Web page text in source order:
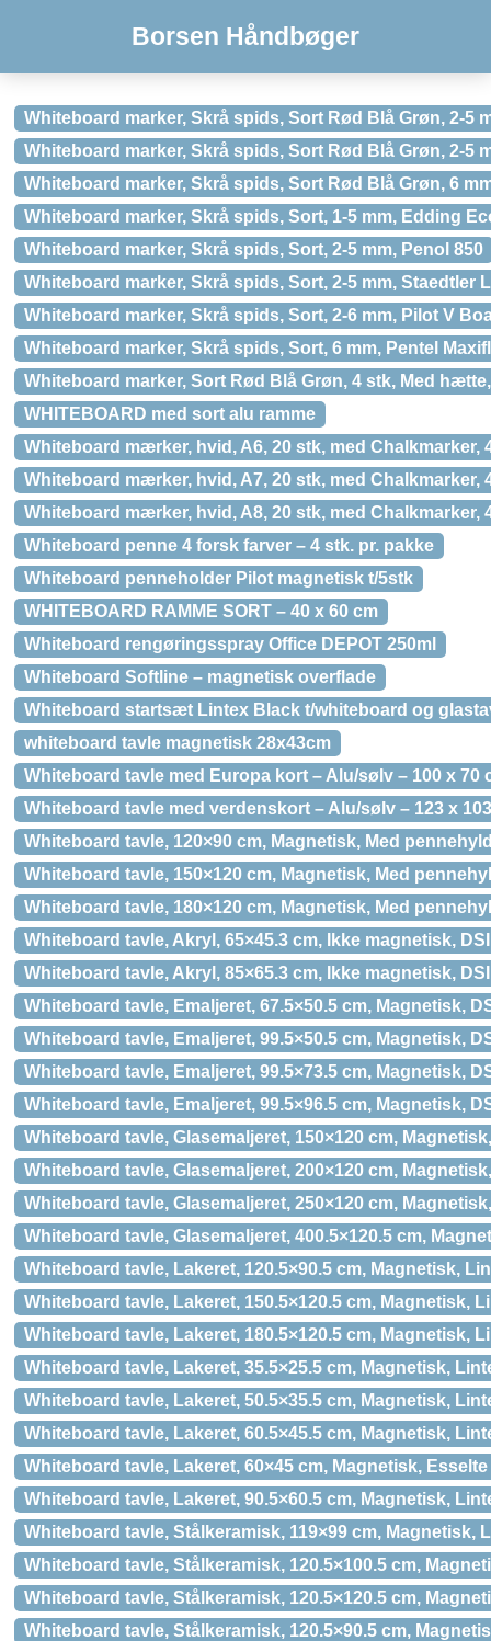
Borsen Håndbøger
Whiteboard marker, Skrå spids, Sort Rød Blå Grøn, 2-5
Whiteboard marker, Skrå spids, Sort Rød Blå Grøn, 2-5
Whiteboard marker, Skrå spids, Sort Rød Blå Grøn, 6
Whiteboard marker, Skrå spids, Sort, 1-5 mm, Edding
Whiteboard marker, Skrå spids, Sort, 2-5 mm, Penol 850
Whiteboard marker, Skrå spids, Sort, 2-5 mm, Staedtler
Whiteboard marker, Skrå spids, Sort, 2-6 mm, Pilot V
Whiteboard marker, Skrå spids, Sort, 6 mm, Pentel
Whiteboard marker, Sort Rød Blå Grøn, 4 stk, Med
WHITEBOARD med sort alu ramme
Whiteboard mærker, hvid, A6, 20 stk, med
Whiteboard mærker, hvid, A7, 20 stk, med
Whiteboard mærker, hvid, A8, 20 stk, med
Whiteboard penne 4 forsk farver – 4 stk. pr. pakke
Whiteboard penneholder Pilot magnetisk t/5stk
WHITEBOARD RAMME SORT – 40 x 60 cm
Whiteboard rengøringsspray Office DEPOT 250ml
Whiteboard Softline – magnetisk overflade
Whiteboard startsæt Lintex Black t/whiteboard og
whiteboard tavle magnetisk 28x43cm
Whiteboard tavle med Europa kort – Alu/sølv – 100 x 70
Whiteboard tavle med verdenskort – Alu/sølv – 123 x
Whiteboard tavle, 120×90 cm, Magnetisk, Med
Whiteboard tavle, 150×120 cm, Magnetisk, Med
Whiteboard tavle, 180×120 cm, Magnetisk, Med
Whiteboard tavle, Akryl, 65×45.3 cm, Ikke magnetisk,
Whiteboard tavle, Akryl, 85×65.3 cm, Ikke magnetisk,
Whiteboard tavle, Emaljeret, 67.5×50.5 cm, Magnetisk,
Whiteboard tavle, Emaljeret, 99.5×50.5 cm, Magnetisk,
Whiteboard tavle, Emaljeret, 99.5×73.5 cm, Magnetisk,
Whiteboard tavle, Emaljeret, 99.5×96.5 cm, Magnetisk,
Whiteboard tavle, Glasemaljeret, 150×120 cm,
Whiteboard tavle, Glasemaljeret, 200×120 cm,
Whiteboard tavle, Glasemaljeret, 250×120 cm,
Whiteboard tavle, Glasemaljeret, 400.5×120.5 cm,
Whiteboard tavle, Lakeret, 120.5×90.5 cm, Magnetisk,
Whiteboard tavle, Lakeret, 150.5×120.5 cm, Magnetisk,
Whiteboard tavle, Lakeret, 180.5×120.5 cm, Magnetisk,
Whiteboard tavle, Lakeret, 35.5×25.5 cm, Magnetisk,
Whiteboard tavle, Lakeret, 50.5×35.5 cm, Magnetisk,
Whiteboard tavle, Lakeret, 60.5×45.5 cm, Magnetisk,
Whiteboard tavle, Lakeret, 60×45 cm, Magnetisk, Esselte
Whiteboard tavle, Lakeret, 90.5×60.5 cm, Magnetisk,
Whiteboard tavle, Stålkeramisk, 119×99 cm, Magnetisk,
Whiteboard tavle, Stålkeramisk, 120.5×100.5 cm,
Whiteboard tavle, Stålkeramisk, 120.5×120.5 cm,
Whiteboard tavle, Stålkeramisk, 120.5×90.5 cm,